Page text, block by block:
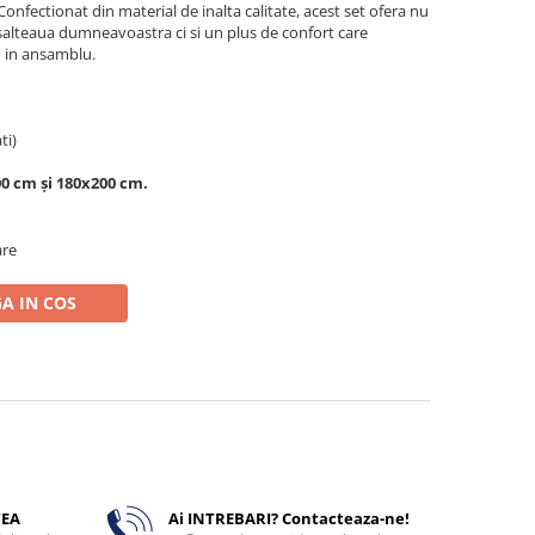
din material de inalta calitate, acest set ofera nu
dumneavoastra ci si un plus de confort care
ansamblu.
şi 180x200 cm.
IN COS
Ai INTREBARI? Contacteaza-ne!